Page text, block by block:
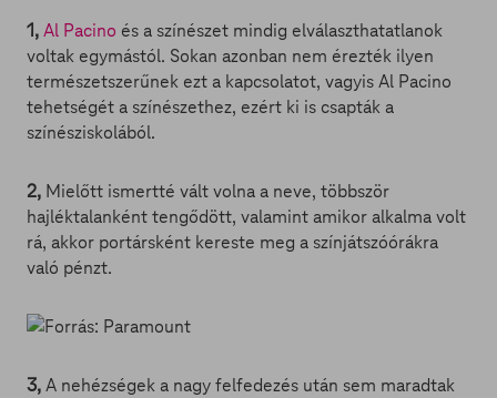
1,Al Pacino és a színészet mindig elválaszthatatlanok
voltak egymástól. Sokan azonban nem érezték ilyen
természetszerűnek ezt a kapcsolatot, vagyis Al Pacino
tehetségét a színészethez, ezért ki is csapták a
színésziskolából.
2, Mielőtt ismertté vált volna a neve, többször
hajléktalanként tengődött, valamint amikor alkalma volt
rá, akkor portársként kereste meg a színjátszóórákra
való pénzt.
3,A nehézségek a nagy felfedezés után sem maradtak